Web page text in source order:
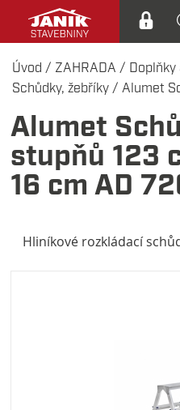
Úvod / ZAHRADA /
Schůdky, žebříky / Alumet
Alumet
stupňů 123
16 cm AD
Hliníkové rozkládací